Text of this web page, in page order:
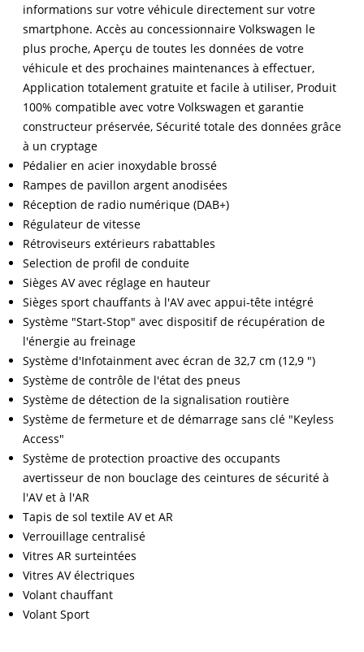
informations sur votre véhicule directement sur votre
smartphone. Accès au concessionnaire Volkswagen le
plus proche, Aperçu de toutes les données de votre
véhicule et des prochaines maintenances à effectuer,
Application totalement gratuite et facile à utiliser, Produit
100% compatible avec votre Volkswagen et garantie
constructeur préservée, Sécurité totale des données grâce
à un cryptage
Pédalier en acier inoxydable brossé
Rampes de pavillon argent anodisées
Réception de radio numérique (DAB+)
Régulateur de vitesse
Rétroviseurs extérieurs rabattables
Selection de profil de conduite
Sièges AV avec réglage en hauteur
Sièges sport chauffants à l'AV avec appui-tête intégré
Système "Start-Stop" avec dispositif de récupération de
l'énergie au freinage
Système d'Infotainment avec écran de 32,7 cm (12,9 ")
Système de contrôle de l'état des pneus
Système de détection de la signalisation routière
Système de fermeture et de démarrage sans clé "Keyless
Access"
Système de protection proactive des occupants
avertisseur de non bouclage des ceintures de sécurité à
l'AV et à l'AR
Tapis de sol textile AV et AR
Verrouillage centralisé
Vitres AR surteintées
Vitres AV électriques
Volant chauffant
Volant Sport